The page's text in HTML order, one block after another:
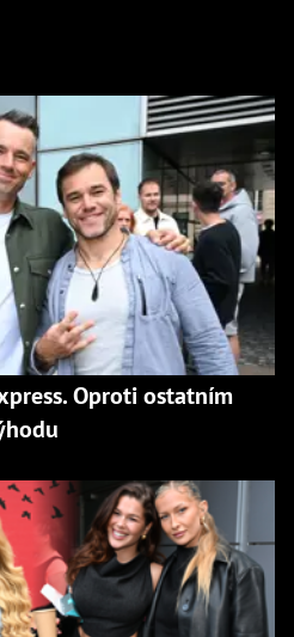
Oproti ostatním